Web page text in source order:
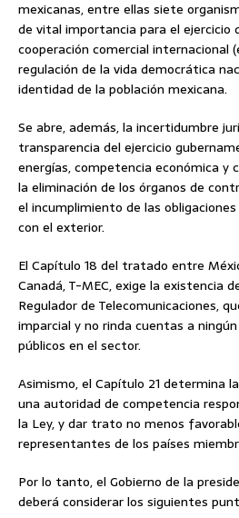
mexicanas, entre ellas siete
de vital importancia para el ejercicio
cooperación comercial internacional
regulación de la vida democrática
identidad de la población mexicana.
Se abre, además, la incertidumbre
transparencia del ejercicio
energías, competencia económica y
la eliminación de los órganos de
el incumplimiento de las
con el exterior.
El Capítulo 18 del tratado entre
Canadá, T-MEC, exige la existencia
Regulador de Telecomunicaciones,
imparcial y no rinda cuentas a
públicos en el sector.
Asimismo, el Capítulo 21 determina
una autoridad de competencia
la Ley, y dar trato no menos
representantes de los países
Por lo tanto, el Gobierno de la
deberá considerar los siguientes